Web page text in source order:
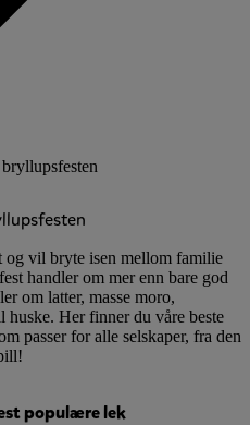
og vil bryte isen mellom familie
handler om mer enn bare god
om latter, masse moro,
Her finner du våre beste
passer for alle selskaper, fra den
populære lek